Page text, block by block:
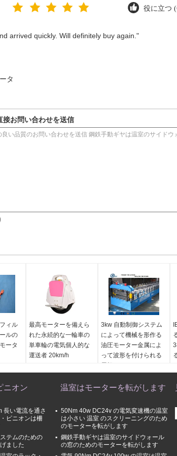
役に立つ
arrived quickly. Will definitely buy again."
タ
接お問い合わせを送信
ィル
ルの
ータ
最高モーターを備えら
れた永続的な一輪車の
単車輪の電気個人的な
運送者 20km/h
3kw 自動制御システム
によって機械を形作る
油圧モーター金属によ
って波形を付けられる
ニオン
長い電流を通さ
ピニオンは柵
テムのための
ました
温室はモーターを転がします
50Nm 40w DC24v の電気変速機の温室
は小さい 温室 のスクリーニングのため
のモーターを転がします
鋼鉄手動ギヤは温室のサイドウォール
の窓のためのモーターを転がします